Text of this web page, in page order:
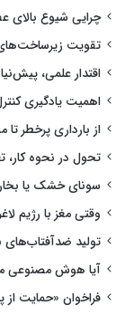
چرایی شیوع بالای
تقویت
اقتدار علمی،
اهمیت یادگیری کنترل
از بارداری پرخطر تا
تحول در نحوه کار،
سونای خشک یا
وقتی مغز با رژیم
تولید ضدآفتاب‌های
آیا هوش مصنوعی
فراخوان «حمایت